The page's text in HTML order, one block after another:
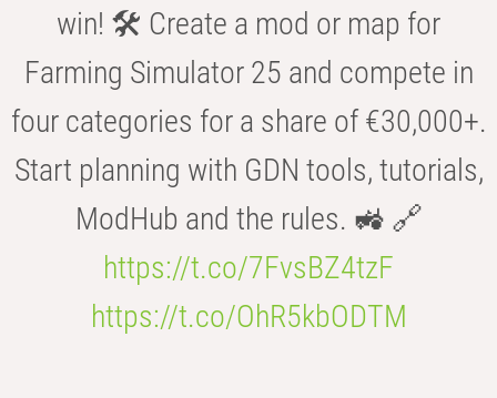
win! 🛠️ Create a mod or map for
Farming Simulator 25 and compete in
four categories for a share of €30,000+.
Start planning with GDN tools, tutorials,
ModHub and the rules. 🚜 🔗
https://t.co/7FvsBZ4tzF
https://t.co/OhR5kbODTM